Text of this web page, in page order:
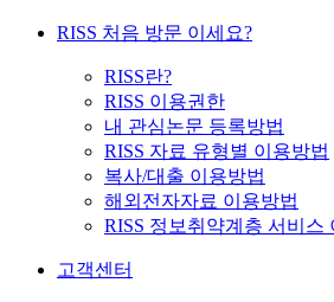
RISS 처음 방문 이세요?
RISS란?
RISS 이용권한
내 관심논문 등록방법
RISS 자료 유형별 이용방법
복사/대출 이용방법
해외전자자료 이용방법
RISS 정보취약계층 서비스
고객센터